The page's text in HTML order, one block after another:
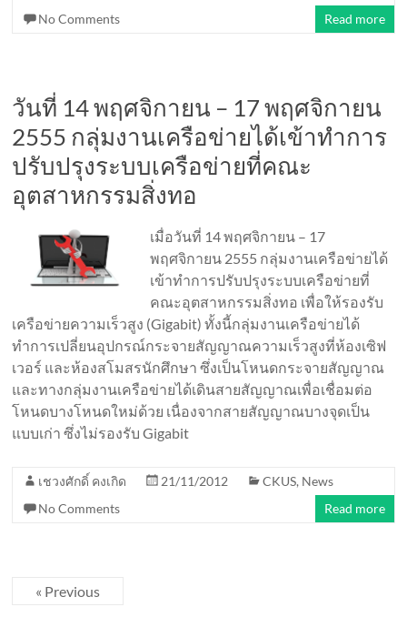
No Comments
Read more
วันที่ 14 พฤศจิกายน – 17 พฤศจิกายน
2555 กลุ่มงานเครือข่ายได้เข้าทำการ
ปรับปรุงระบบเครือข่ายที่คณะ
อุตสาหกรรมสิ่งทอ
เมื่อวันที่ 14 พฤศจิกายน – 17
พฤศจิกายน 2555 กลุ่มงานเครือข่ายได้
เข้าทำการปรับปรุงระบบเครือข่ายที่
คณะอุตสาหกรรมสิ่งทอ เพื่อให้รองรับ
เครือข่ายความเร็วสูง (Gigabit) ทั้งนี้กลุ่มงานเครือข่ายได้
ทำการเปลี่ยนอุปกรณ์กระจายสัญญาณความเร็วสูงที่ห้องเซิฟ
เวอร์ และห้องสโมสรนักศึกษา ซึ่งเป็นโหนดกระจายสัญญาณ
และทางกลุ่มงานเครือข่ายได้เดินสายสัญญาณเพื่อเชื่อมต่อ
โหนดบางโหนดใหม่ด้วย เนื่องจากสายสัญญาณบางจุดเป็น
แบบเก่า ซึ่งไม่รองรับ Gigabit
เชวงศักดิ์ คงเกิด 21/11/2012 CKUS, News
No Comments
Read more
« Previous